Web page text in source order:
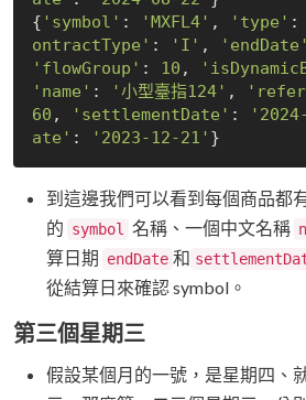
{ 'symbol' : 'MXFL4' , 'type' :
ontractType' : 'I' , 'endDate'
'flowGroup' : 10 ,
'name' : '小型臺指124' ,
60 , 'settlementDate' :
ate' : '2023-12-21'
到這邊我們可以看到每個商品都
的 symbol 名稱、一個中文名稱
算日期
endDate 和
從結算日來確認 symbol。
第三個星期三
假設某個月的一號，是星期四、